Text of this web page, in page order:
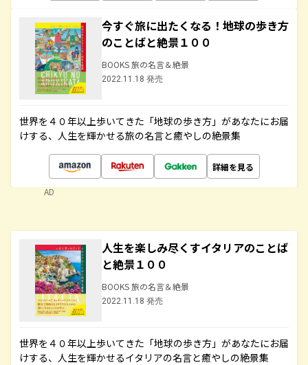
今すぐ旅に出たくなる！地球の歩き方
のことばと絶景１００
BOOKS 旅の名言＆絶景
2022.11.18 発売
世界を４０年以上歩いてきた「地球の歩き方」があなたにお届
けする、人生を輝かせる旅の名言と癒やしの絶景集
詳細を見る
AD
人生を楽しみ尽くすイタリアのことば
と絶景１００
BOOKS 旅の名言＆絶景
2022.11.18 発売
世界を４０年以上歩いてきた「地球の歩き方」があなたにお届
けする、人生を輝かせるイタリアの名言と癒やしの絶景集